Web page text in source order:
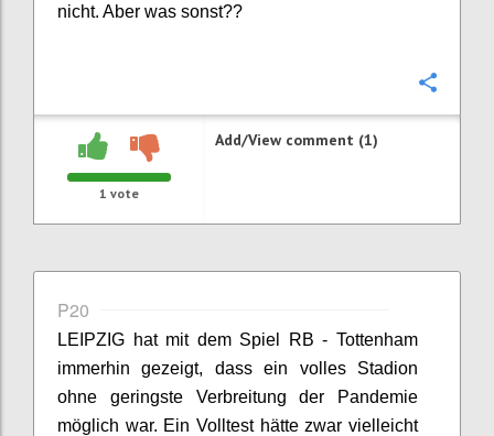
nicht. Aber was sonst??
1 vote
Add/View comment (1)
P20
LEIPZIG hat mit dem Spiel RB - Tottenham
immerhin gezeigt, dass ein volles Stadion
ohne geringste Verbreitung der Pandemie
möglich war. Ein Volltest hätte zwarvielleicht